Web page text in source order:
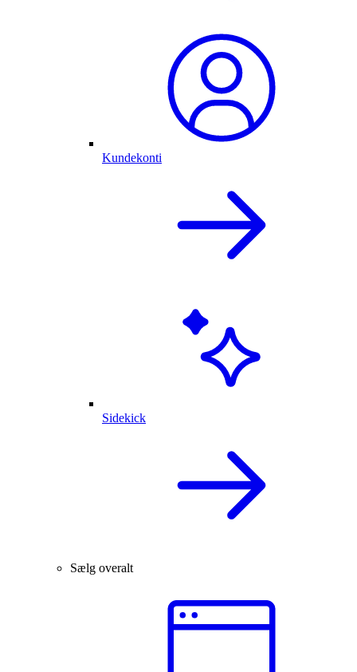
Kundekonti
Sidekick
Sælg overalt